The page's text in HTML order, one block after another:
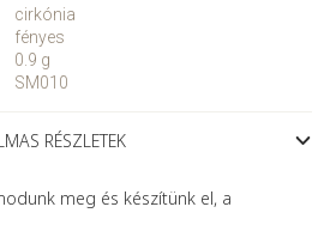
cirkónia
fényes
0.9 g
SM010
RÉSZLETEK
meg és készítünk el, a